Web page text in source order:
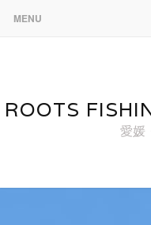
MENU
ROOTS
愛媛